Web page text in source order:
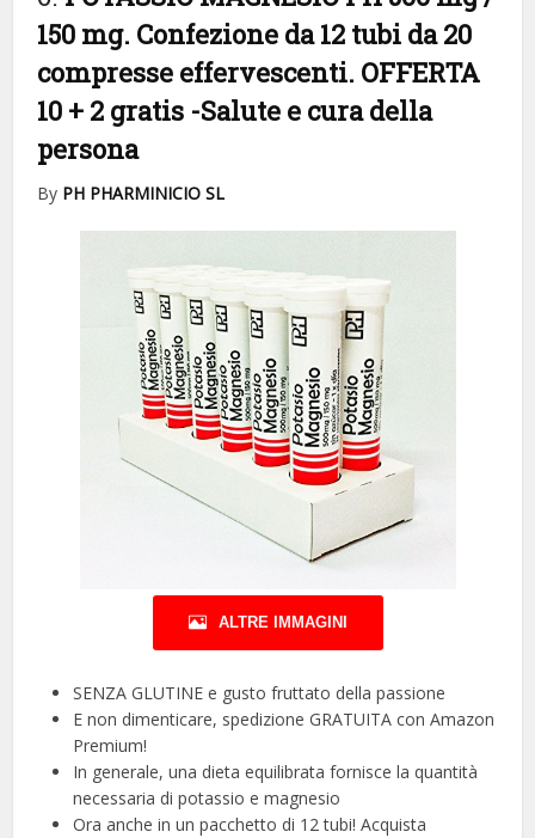
150 mg. Confezione da 12 tubi da 20
compresse effervescenti. OFFERTA
10 + 2 gratis -Salute e cura della
persona
By PH PHARMINICIO SL
ALTRE IMMAGINI
SENZA GLUTINE e gusto fruttato della passione
E non dimenticare, spedizione GRATUITA con Amazon
Premium!
In generale, una dieta equilibrata fornisce la quantità
necessaria di potassio e magnesio
Ora anche in un pacchetto di 12 tubi! Acquista